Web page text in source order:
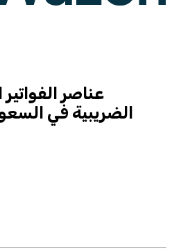
عناصر الفواتير
الضريبية في